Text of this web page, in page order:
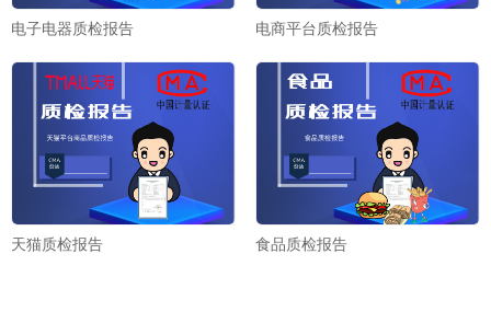
电子电器质检报告 电商平台质检报告
天猫质检报告 食品质检报告